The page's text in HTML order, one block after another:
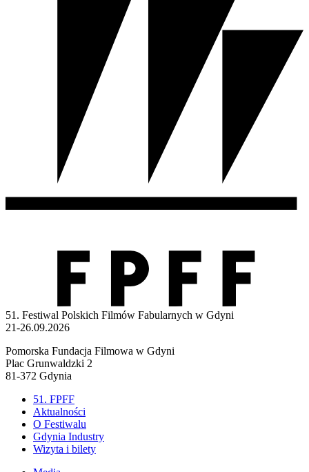
51. Festiwal Polskich Filmów Fabularnych w Gdyni
21-26.09.2026
Pomorska Fundacja Filmowa w Gdyni
Plac Grunwaldzki 2
81-372 Gdynia
51. FPFF
Aktualności
O Festiwalu
Gdynia Industry
Wizyta i bilety